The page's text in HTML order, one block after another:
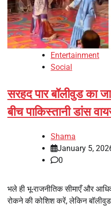
Entertainment
Social
सरहद पार बॉलीवुड का
बीच पाकिस्तानी डांस
Shama
January 5,
0
भले ही भू-राजनीतिक सीमाएँ और
रोकने की कोशिश करें, लेकिन